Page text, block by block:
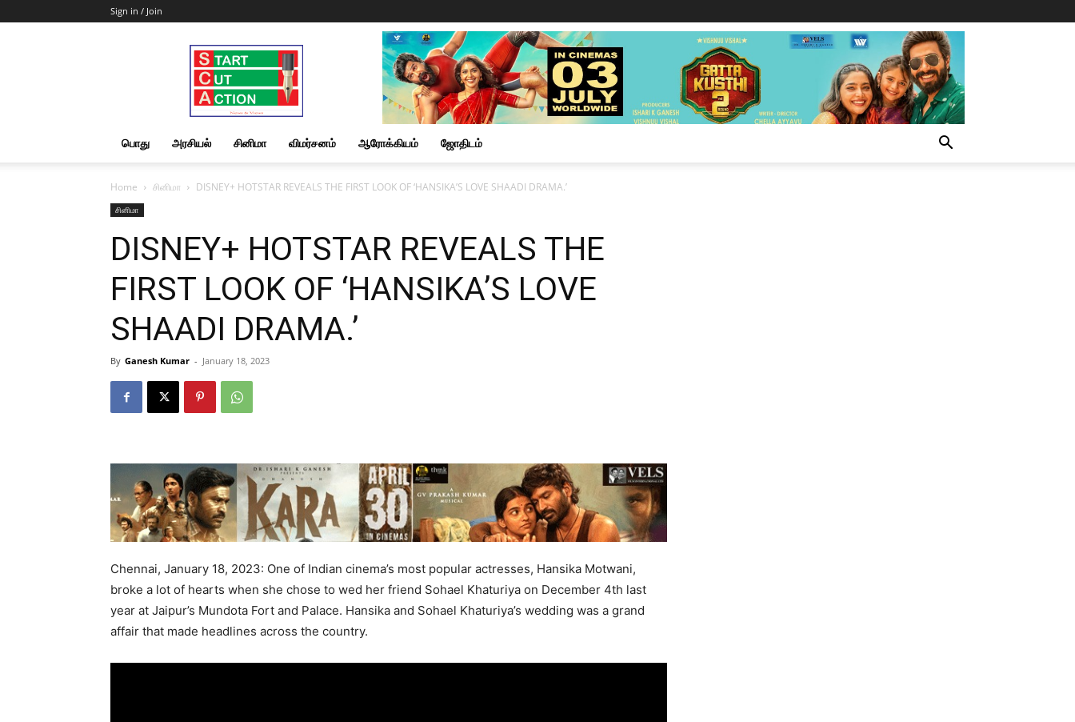
Sign in / Join
Start
Cut
Action
|
News
&
பொது அரசியல் சினிமா விமர்சனம் ஆரோக்கியம் ஜோதிடம்
Home சினிமா DISNEY+ HOTSTAR REVEALS THE FIRST LOOK OF ‘HANSIKA’S LOVE SHAADI DRAMA.’
சினிமா
DISNEY+ HOTSTAR REVEALS THE
FIRST LOOK OF ‘HANSIKA’S LOVE
SHAADI DRAMA.’
By Ganesh Kumar - January 18, 2023
Chennai, January 18, 2023: One of Indian cinema’s most popular actresses, Hansika Motwani,
broke a lot of hearts when she chose to wed her friend Sohael Khaturiya on December 4th last
year at Jaipur’s Mundota Fort and Palace. Hansika and Sohael Khaturiya’s wedding was a grand
affair that made headlines across the country.